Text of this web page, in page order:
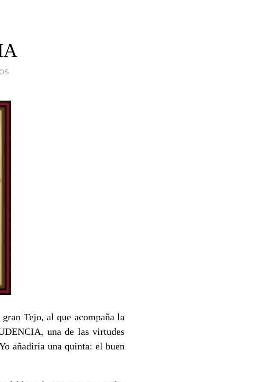
Tejo, al que acompaña la
una de las virtudes
añadiría una quinta: el buen